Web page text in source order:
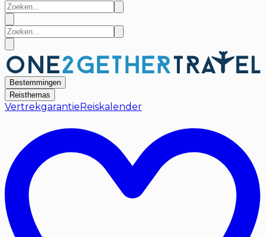
Bestemmingen
Reisthemas
Vertrekgarantie Reiskalender